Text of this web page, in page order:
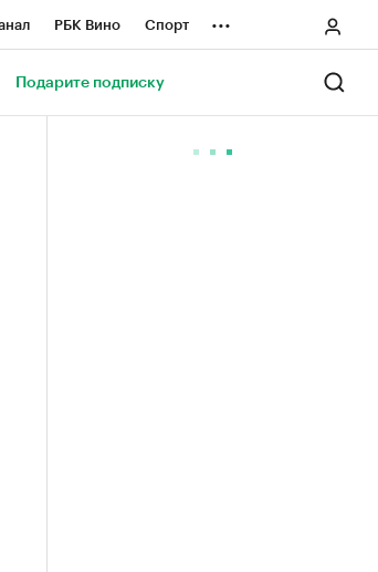
РБК Вино Спорт
Город
...
Подарите подписку